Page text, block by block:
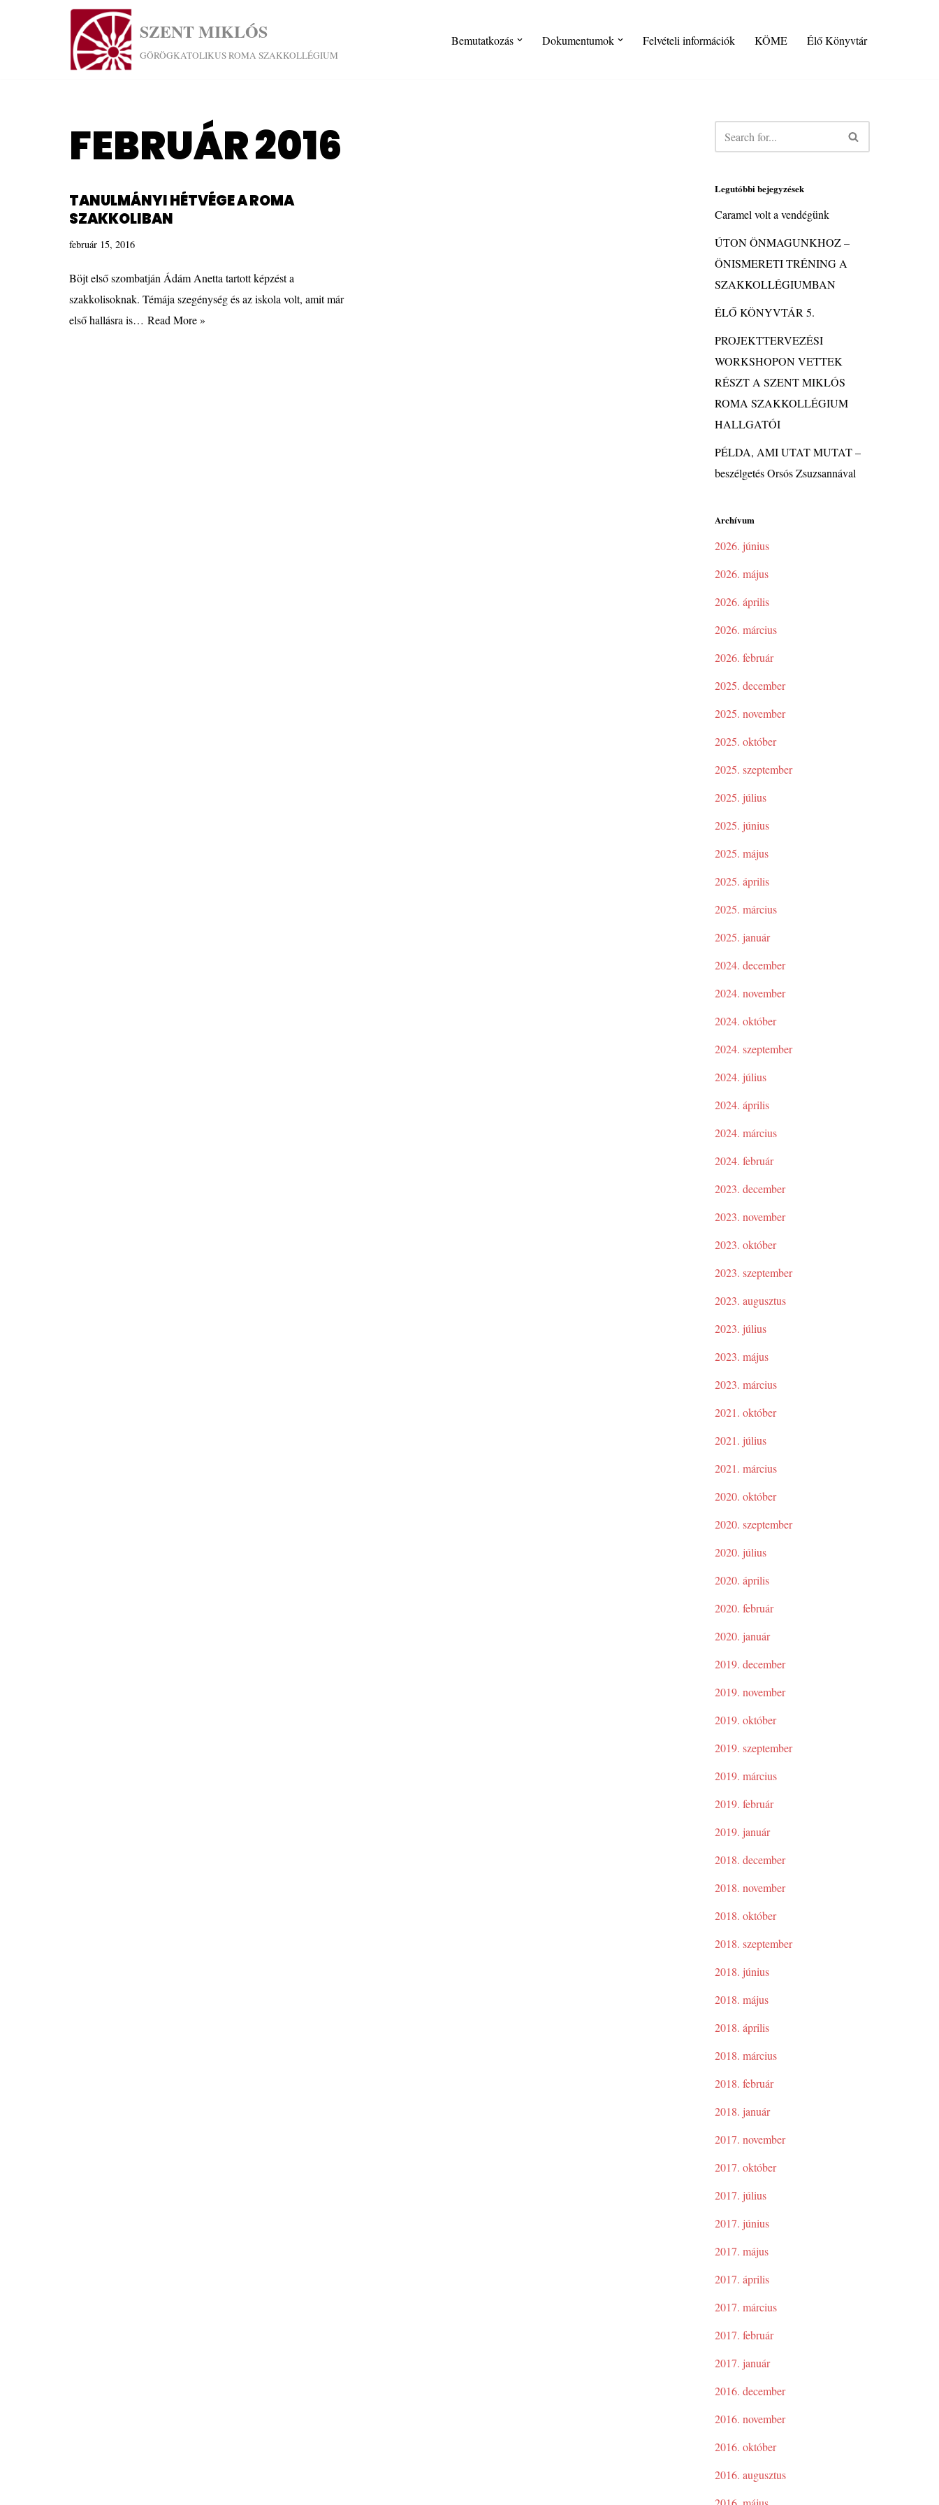
SZENT MIKLÓS
GÖRÖGKATOLIKUS ROMA SZAKKOLLÉGIUM
Bemutatkozás Dokumentumok Felvételi információk KÖME Élő Könyvtár
FEBRUÁR 2016
TANULMÁNYI HÉTVÉGE A ROMA
SZAKKOLIBAN
február 15, 2016
Böjt első szombatján Ádám Anetta tartott képzést a
szakkolisoknak. Témája szegénység és az iskola volt, amit már
első hallásra is… Read More »
Legutóbbi bejegyzések
Caramel volt a vendégünk
ÚTON ÖNMAGUNKHOZ –
ÖNISMERETI TRÉNING A
SZAKKOLLÉGIUMBAN
ÉLŐ KÖNYVTÁR 5.
PROJEKTTERVEZÉSI
WORKSHOPON VETTEK
RÉSZT A SZENT MIKLÓS
ROMA SZAKKOLLÉGIUM
HALLGATÓI
PÉLDA, AMI UTAT MUTAT –
beszélgetés Orsós Zsuzsannával
Archívum
2026. június
2026. május
2026. április
2026. március
2026. február
2025. december
2025. november
2025. október
2025. szeptember
2025. július
2025. június
2025. május
2025. április
2025. március
2025. január
2024. december
2024. november
2024. október
2024. szeptember
2024. július
2024. április
2024. március
2024. február
2023. december
2023. november
2023. október
2023. szeptember
2023. augusztus
2023. július
2023. május
2023. március
2021. október
2021. július
2021. március
2020. október
2020. szeptember
2020. július
2020. április
2020. február
2020. január
2019. december
2019. november
2019. október
2019. szeptember
2019. március
2019. február
2019. január
2018. december
2018. november
2018. október
2018. szeptember
2018. június
2018. május
2018. április
2018. március
2018. február
2018. január
2017. november
2017. október
2017. július
2017. június
2017. május
2017. április
2017. március
2017. február
2017. január
2016. december
2016. november
2016. október
2016. augusztus